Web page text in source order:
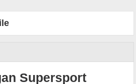
Supersport